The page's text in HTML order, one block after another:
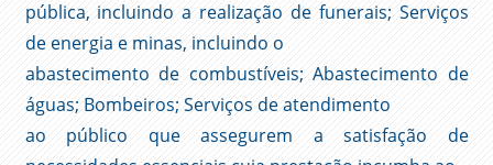
pública, incluindo a realização de funerais; Serviços
de energia e minas, incluindo o
abastecimento de combustíveis; Abastecimento de
águas; Bombeiros; Serviços de atendimento
ao público que assegurem a satisfação de